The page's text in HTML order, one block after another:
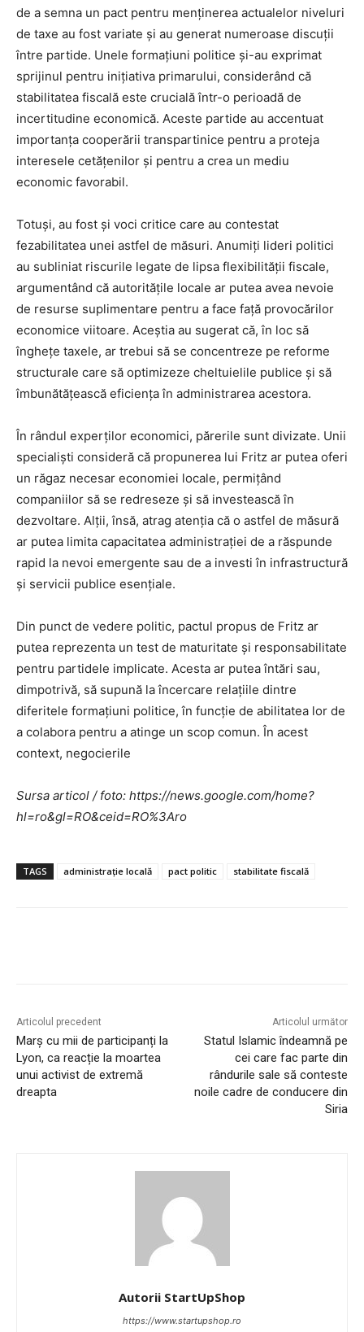
de a semna un pact pentru menținerea actualelor niveluri
de taxe au fost variate și au generat numeroase discuții
între partide. Unele formațiuni politice și-au exprimat
sprijinul pentru inițiativa primarului, considerând că
stabilitatea fiscală este crucială într-o perioadă de
incertitudine economică. Aceste partide au accentuat
importanța cooperării transpartinice pentru a proteja
interesele cetățenilor și pentru a crea un mediu
economic favorabil.
Totuși, au fost și voci critice care au contestat
fezabilitatea unei astfel de măsuri. Anumiți lideri politici
au subliniat riscurile legate de lipsa flexibilității fiscale,
argumentând că autoritățile locale ar putea avea nevoie
de resurse suplimentare pentru a face față provocărilor
economice viitoare. Aceștia au sugerat că, în loc să
înghețe taxele, ar trebui să se concentreze pe reforme
structurale care să optimizeze cheltuielile publice și să
îmbunătățească eficiența în administrarea acestora.
În rândul experților economici, părerile sunt divizate. Unii
specialiști consideră că propunerea lui Fritz ar putea oferi
un răgaz necesar economiei locale, permițând
companiilor să se redreseze și să investească în
dezvoltare. Alții, însă, atrag atenția că o astfel de măsură
ar putea limita capacitatea administrației de a răspunde
rapid la nevoi emergente sau de a investi în infrastructură
și servicii publice esențiale.
Din punct de vedere politic, pactul propus de Fritz ar
putea reprezenta un test de maturitate și responsabilitate
pentru partidele implicate. Acesta ar putea întări sau,
dimpotrivă, să supună la încercare relațiile dintre
diferitele formațiuni politice, în funcție de abilitatea lor de
a colabora pentru a atinge un scop comun. În acest
context, negocierile
Sursa articol / foto: https://news.google.com/home?
hl=ro&gl=RO&ceid=RO%3Aro
TAGS administrație locală pact politic stabilitate fiscală
Articolul precedent
Marș cu mii de participanți la
Lyon, ca reacție la moartea
unui activist de extremă
dreapta
Articolul următor
Statul Islamic îndeamnă pe
cei care fac parte din
rândurile sale să conteste
noile cadre de conducere din
Siria
Autorii StartUpShop
https://www.startupshop.ro